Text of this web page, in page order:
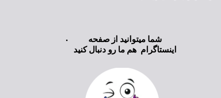
شما میتوانید از صفحه
اینستاگرام هم ما رو دنبال کنید